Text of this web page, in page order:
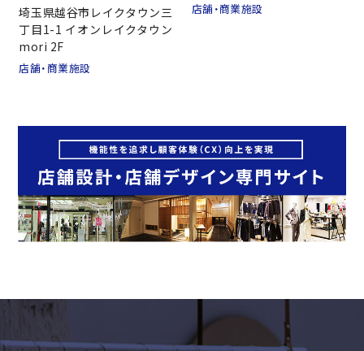
埼玉県越谷市レイクタウン三
丁目1-1 イオンレイクタウン
mori 2F
店舗・商業施設
店舗・商業施設